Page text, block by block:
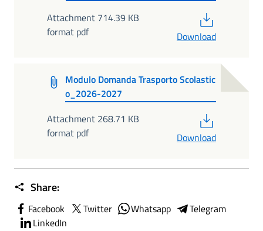
Attachment 714.39 KB
format pdf
Download
Modulo Domanda Trasporto Scolastic
o_2026-2027
Attachment 268.71 KB
format pdf
Download
Share:
Facebook Twitter Whatsapp
Telegram
LinkedIn